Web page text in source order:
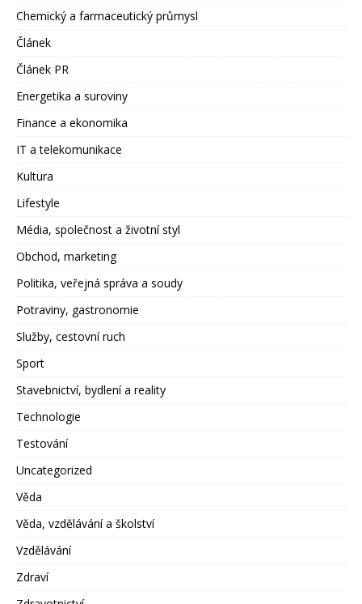
Chemický a farmaceutický průmysl
Článek
Článek PR
Energetika a suroviny
Finance a ekonomika
IT a telekomunikace
Kultura
Lifestyle
Média, společnost a životní styl
Obchod, marketing
Politika, veřejná správa a soudy
Potraviny, gastronomie
Služby, cestovní ruch
Sport
Stavebnictví, bydlení a reality
Technologie
Testování
Uncategorized
Věda
Věda, vzdělávání a školství
Vzdělávání
Zdraví